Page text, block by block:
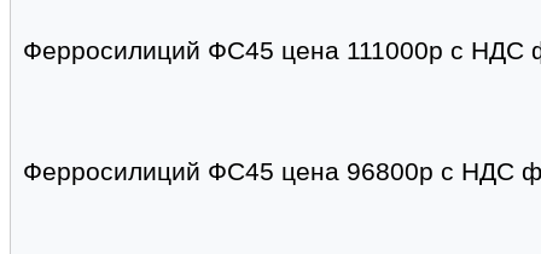
Ферросилиций ФС45 цена 111000р с НДС
Ферросилиций ФС45 цена 96800р с НДС